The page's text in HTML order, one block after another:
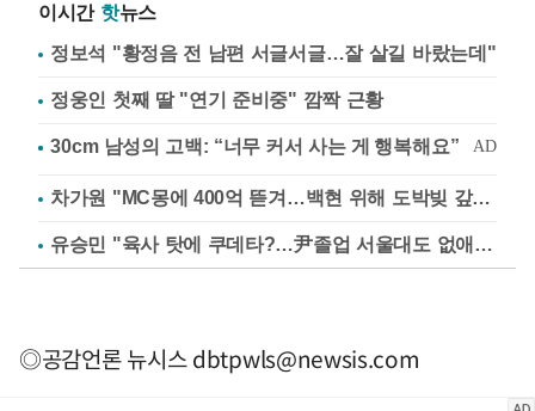
이시간 핫뉴스
정보석 "황정음 전 남편 서글서글…잘 살길 바랐는데"
정웅인 첫째 딸 "연기 준비중" 깜짝 근황
차가원 "MC몽에 400억 뜯겨…백현 위해 도박빚 갚아줘"
유승민 "육사 탓에 쿠데타?…尹졸업 서울대도 없애나"
◎공감언론 뉴시스dbtpwls@newsis.com